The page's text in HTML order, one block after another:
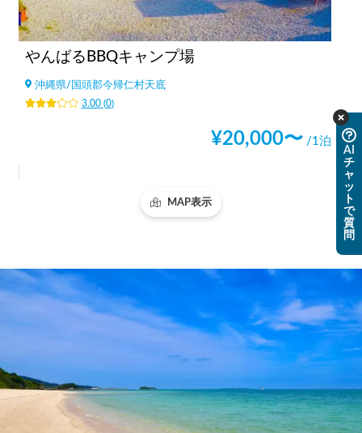
やんばるBBQキャンプ場
沖縄県/ 国頭郡今帰仁村天底
3.00(0)
¥20,000〜 /1泊
MAP表示
AI
チ
ャ
ッ
ト
で
質
問